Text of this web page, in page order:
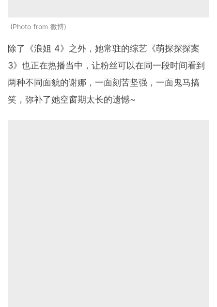
Photo from 微博
除了《浪姐 4》之外，她常驻的综艺《萌探探探案
3》也正在热播当中，让粉丝可以在同一段时间看到
两种不同面貌的谢娜，一面刻苦坚强，一面鬼马搞
笑，弥补了她空窗期太长的遗憾~